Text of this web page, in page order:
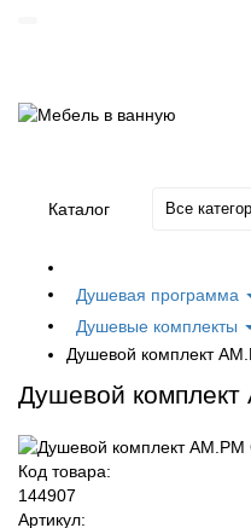
Каталог Все
Душевая программа
Душевые комплекты
Душевой комплект
Душевой комплект
Код товара:
144907
Артикул: